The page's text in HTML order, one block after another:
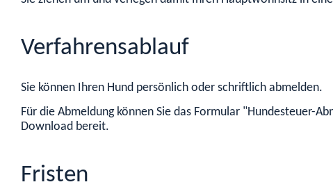
Verfahrensablauf
Sie können Ihren Hund persönlich oder schriftlich abmelden.
Für die Abmeldung können Sie das Formular "Hundesteuer-
Download bereit.
Fristen